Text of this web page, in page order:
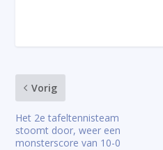
Vorig
Het 2e tafeltennisteam
stoomt door, weer een
monsterscore van 10-0